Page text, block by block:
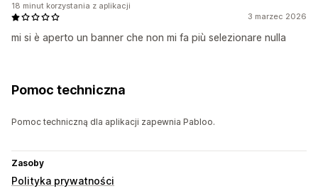
3 marzec 2026
mi si è aperto un banner che non mi fa più selezionare nulla
18 minut korzystania z aplikacji
Pomoc techniczna
Pomoc techniczną dla aplikacji zapewnia Pabloo.
Zasoby
Polityka prywatności